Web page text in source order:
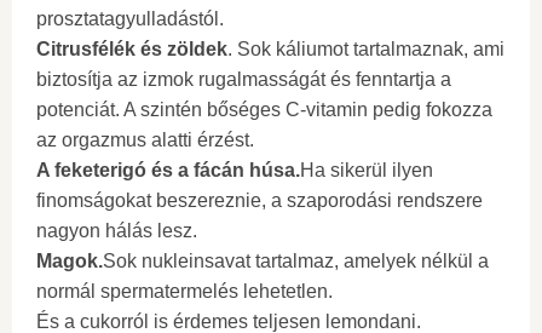
prosztatagyulladástól.
Citrusfélék és zöldek. Sok káliumot tartalmaznak, ami
biztosítja az izmok rugalmasságát és fenntartja a
potenciát. A szintén bőséges C-vitamin pedig fokozza
az orgazmus alatti érzést.
A feketerigó és a fácán húsa.Ha sikerül ilyen
finomságokat beszereznie, a szaporodási rendszere
nagyon hálás lesz.
Magok.Sok nukleinsavat tartalmaz, amelyek nélkül a
normál spermatermelés lehetetlen.
És a cukorról is érdemes teljesen lemondani.